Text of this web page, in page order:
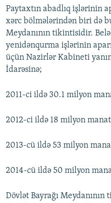
Paytaxtın abadlıq işlərinin
xərc bölmələrindən biri də
Meydanının tikintisidir.
yenidənqurma işlərinin
üçün Nazirlər Kabineti
İdarəsinə;
2011-ci ildə 30.1 milyon
2012-ci ildə 18 milyon manat
2013-cü ildə 53 milyon
2014-cü ildə 50 milyon
Dövlət Bayrağı